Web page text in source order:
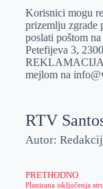
Korisnici mogu
prizemlju zgrаde
poslаti poštom
Petefijevа 3,
mejlom nа
RTV
Autor:
PRETHODNO
Planirana isključenja